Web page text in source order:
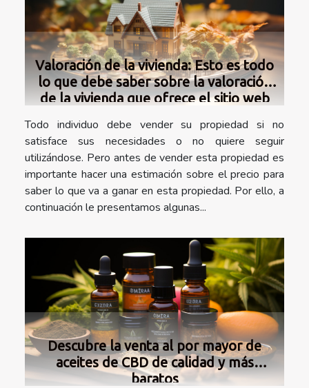
Valoración de la vivienda: Esto es todo
lo que debe saber sobre la valoración
de la vivienda que ofrece el sitio web
Todo individuo debe vender su propiedad si no
satisface sus necesidades o no quiere seguir
utilizándose. Pero antes de vender esta propiedad es
importante hacer una estimación sobre el precio para
saber lo que va a ganar en esta propiedad. Por ello, a
continuación le presentamos algunas...
Descubre la venta al por mayor de
aceites de CBD de calidad y más
baratos